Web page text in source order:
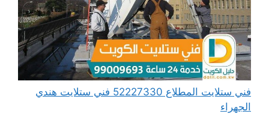
فني ستلايت المطلاع 52227330 فني ستلايت هندي
الجهراء